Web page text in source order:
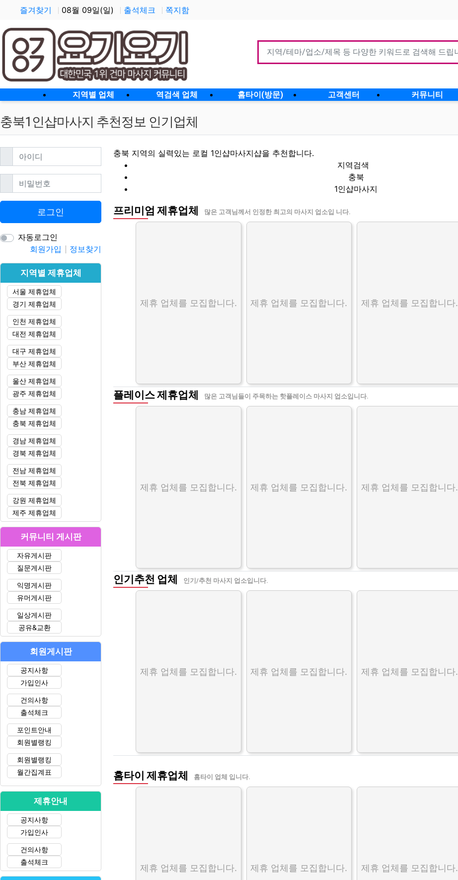
즐겨찾기 08월 09일(일) 출석체크 쪽지함
지역별 업체 역검색 업체 홈타이(방문) 고객센터 커뮤니티
충북1인샵마사지 추천정보 인기업체
충북 지역의 실력있는 로컬 1인샵마사지샵을 추천합니다.
지역검색
충북
1인샵마사지
충북1인샵마사지 할인정보 인기업체
프리미엄 제휴업체 많은 고객님께서 인정한 최고의 마사지 업소입 니다.
제휴 업체를 모집합니다. 제휴 업체를 모집합니다. 제휴 업체를 모집합니다.
플레이스 제휴업체 많은 고객님들이 주목하는 핫플레이스 마사지 업소입니다.
제휴 업체를 모집합니다. 제휴 업체를 모집합니다. 제휴 업체를 모집합니다.
인기추천 업체 인기/추천 마사지 업소입니다.
제휴 업체를 모집합니다. 제휴 업체를 모집합니다. 제휴 업체를 모집합니다.
홈타이 제휴업체 홈타이 업체 입니다.
제휴 업체를 모집합니다. 제휴 업체를 모집합니다. 제휴 업체를 모집합니다.
아이디필수
비밀번호필수
로그인
자동로그인
회원가입
정보찾기
지역별 제휴업체
서울 제휴업체
경기 제휴업체
인천 제휴업체
대전 제휴업체
대구 제휴업체
부산 제휴업체
울산 제휴업체
광주 제휴업체
충남 제휴업체
충북 제휴업체
경남 제휴업체
경북 제휴업체
전남 제휴업체
전북 제휴업체
강원 제휴업체
제주 제휴업체
커뮤니티 게시판
자유게시판
질문게시판
익명게시판
유머게시판
일상게시판
공유&교환
회원게시판
공지사항
가입인사
건의사항
출석체크
포인트안내
회원별랭킹
회원별랭킹
월간집계표
제휴안내
공지사항
가입인사
건의사항
출석체크